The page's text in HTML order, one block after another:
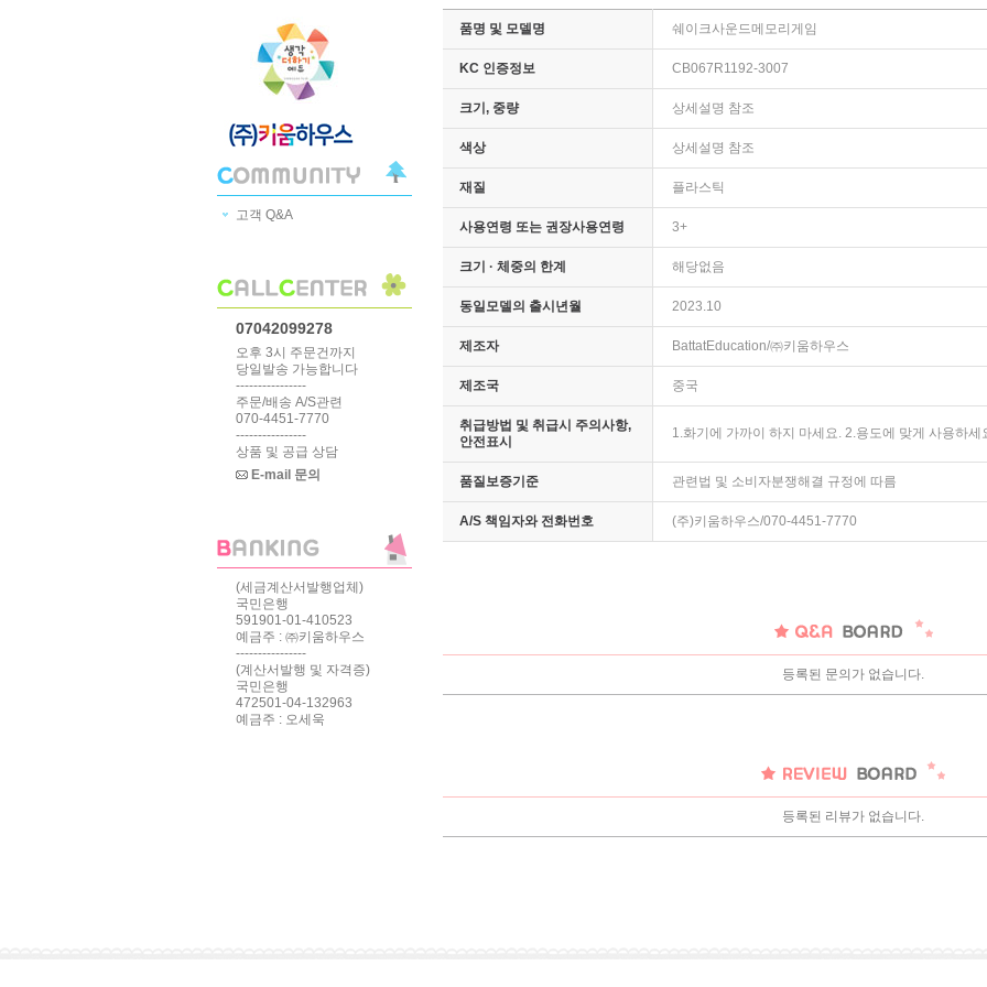
고객 Q&A
07042099278
오후 3시 주문건까지
당일발송 가능합니다
----------------
주문/배송 A/S관련
070-4451-7770
----------------
상품 및 공급 상담
E-mail 문의
(세금계산서발행업체)
국민은행
591901-01-410523
예금주 : ㈜키움하우스
----------------
(계산서발행 및 자격증)
국민은행
472501-04-132963
예금주 : 오세욱
품명 및 모델명 쉐이크사운드메모리게임
KC 인증정보 CB067R1192-3007
크기, 중량 상세설명 참조
색상 상세설명 참조
재질 플라스틱
사용연령 또는 권장사용연령 3+
크기 · 체중의 한계 해당없음
동일모델의 출시년월 2023.10
제조자 BattatEducation/㈜키움하우스
제조국 중국
취급방법 및 취급시 주의사항,
안전표시
1.화기에 가까이 하지 마세요. 2.용도에 맞게 사용하세
품질보증기준 관련법 및 소비자분쟁해결 규정에 따름
A/S 책임자와 전화번호 (주)키움하우스/070-4451-7770
등록된 문의가 없습니다.
등록된 리뷰가 없습니다.